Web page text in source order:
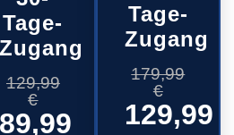
Tage-
Zugang
129,99
€
89,99
Tage-
Zugang
179,99
€
129,99